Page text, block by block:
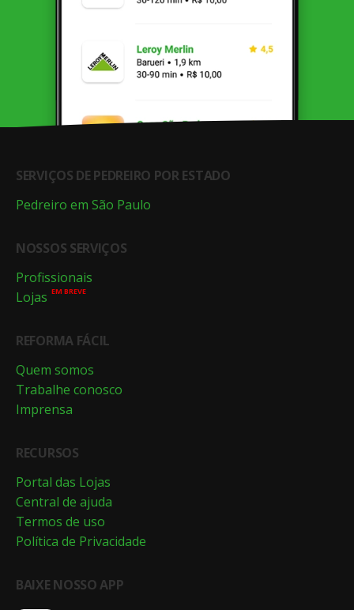
SERVIÇOS DE PEDREIRO POR ESTADO
Pedreiro em São Paulo
NOSSOS SERVIÇOS
Profissionais
Lojas EM BREVE
REFORMA FÁCIL
Quem somos
Trabalhe conosco
Imprensa
RECURSOS
Portal das Lojas
Central de ajuda
Termos de uso
Política de Privacidade
BAIXE NOSSO APP